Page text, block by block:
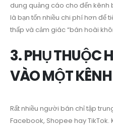
dung quảng cáo cho đến kênh
là bạn tốn nhiều chi phí hơn để
thấp và cảm giác “bán hoài
3. PHỤ THUỘC
VÀO MỘT
Rất nhiều người bán chỉ tập
Facebook, Shopee hay TikTok.